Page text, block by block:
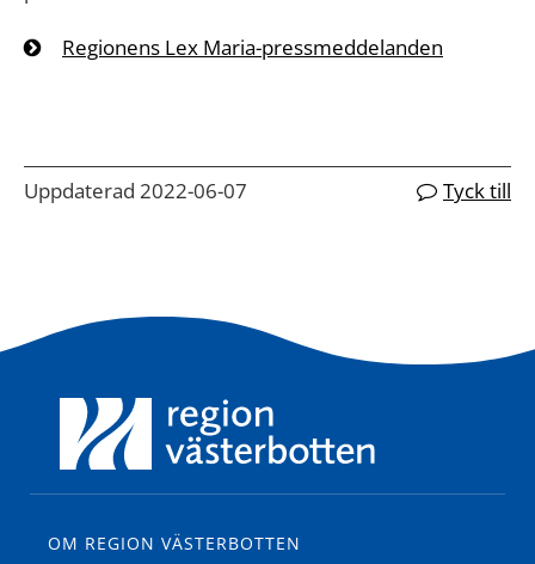
Regionens Lex Maria-pressmeddelanden
Uppdaterad 2022-06-07 Tyck till
OM REGION VÄSTERBOTTEN